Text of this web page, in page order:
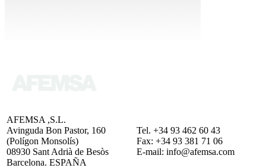
AFEMSA ,S.L.
Avinguda Bon Pastor, 160
(Polígon Monsolís)
08930 Sant Adrià de Besòs
Barcelona. ESPAÑA
Tel. +34 93 462 60 43
Fax: +34 93 381 71 06
E-mail: info@afemsa.com